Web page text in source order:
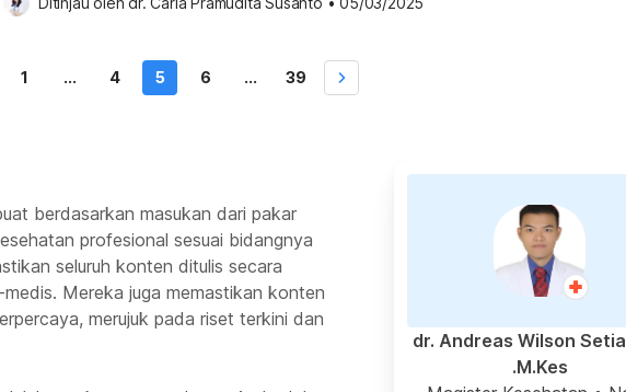
terlihat bengkok atau berbeda dari jari lainnya. Untuk lebih jelasnya, simak
jari tangan? Dislokasi jari […]
1 ... 4 5 6 ... 39
berdasarkan masukan dari pakar
profesional sesuai bidangnya
seluruh konten ditulis secara
Mereka juga memastikan konten
merujuk pada riset terkini dan
dr. Andreas Wilson
M.Kes.